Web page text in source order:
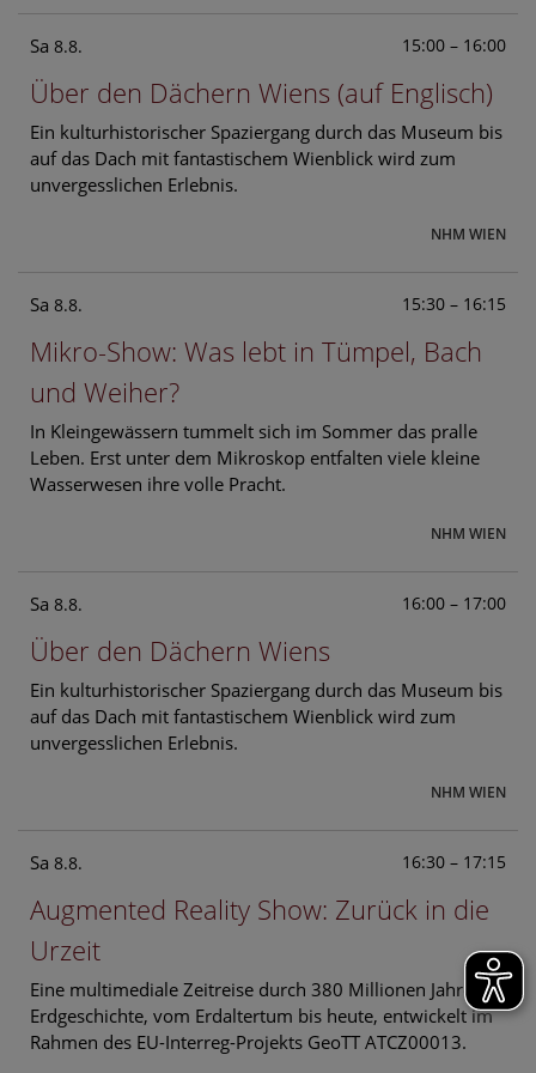
Sa 8.8. 15:00 – 16:00
Über den Dächern Wiens (auf Englisch)
Ein kulturhistorischer Spaziergang durch das Museum bis
auf das Dach mit fantastischem Wienblick wird zum
unvergesslichen Erlebnis.
NHM WIEN
Sa 8.8. 15:30 – 16:15
Mikro-Show: Was lebt in Tümpel, Bach
und Weiher?
In Kleingewässern tummelt sich im Sommer das pralle
Leben. Erst unter dem Mikroskop entfalten viele kleine
Wasserwesen ihre volle Pracht.
NHM WIEN
Sa 8.8. 16:00 – 17:00
Über den Dächern Wiens
Ein kulturhistorischer Spaziergang durch das Museum bis
auf das Dach mit fantastischem Wienblick wird zum
unvergesslichen Erlebnis.
NHM WIEN
Sa 8.8. 16:30 – 17:15
Augmented Reality Show: Zurück in die
Urzeit
Eine multimediale Zeitreise durch 380 Millionen Jahre
Erdgeschichte, vom Erdaltertum bis heute, entwickelt im
Rahmen des EU-Interreg-Projekts GeoTT ATCZ00013.